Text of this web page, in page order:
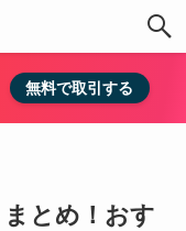
無料で取引する
とめ！おす